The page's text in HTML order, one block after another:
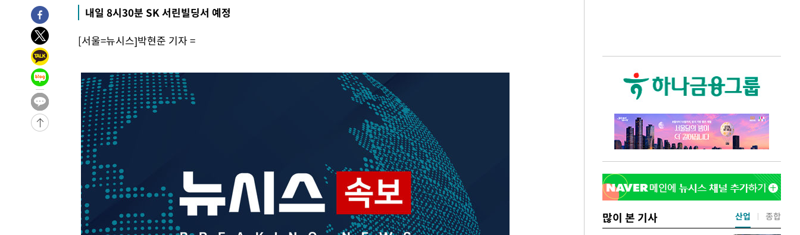
병태 후임
-9248초 전 >
[속보]국힘 윤리위, '돌려차기 발언' 진종오·서범수 징계 절차 개시
-4573초 전 >
-1733초 전 >
[속보]'채상병 순직 책임' 임성근, 항소심도 징역 3년
-1599초 전 >
30분 전 >
민주 콩고 에볼라환자 4천명 돌파, 4053명 발생 1850명 사망
-26065초 전 >
"낮 기온 소폭 하락"…수도권 폭염중대경보, 폭염경보로 하향
-26029초 전 >
[속보]이 대통령, '호우피해' 안동·의성 관할 4개 면 특별재난지역
선포
-25992초 전 >
[단독]중수청 지원 검사들, 정원 초과 시 낮은 계급 임용…희망지 못
낮 최고 37도 찜통더위…곳곳 소나기·강원 많은 비[내일날씨]
SK하이닉스, 용인·청주 팹에 54조 투자…"AI 메모리 수요 선제 대
여자배구 이재영·이다영 자매, 아제르바이잔 투란VC 입단
외국인 심판 성 접대 7경기 들여다보니…한국 축구 '5승 2무'
[속보]코스닥, 2.86포인트(0.36%) 내린 798.81마감
[속보]코스피, 6200선 약보합…0.60% 내린 6258.77에 마쳐
내일 8시30분 SK 서린빌딩서 예정
[서울=뉴시스]박현준 기자 =
많이 본 기사 산업 종합